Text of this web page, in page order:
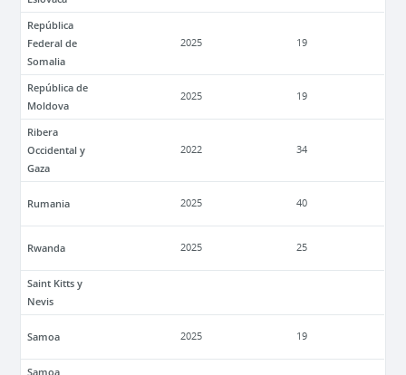
República
Federal de
Somalia
2025 19
República de
Moldova
2025 19
Ribera
Occidental y
Gaza
2022 34
Rumania 2025 40
Rwanda 2025 25
Saint Kitts y
Nevis
Samoa 2025 19
Samoa